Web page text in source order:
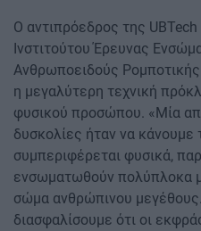
Ο αντιπρόεδρος της
Ινστιτούτου Έρευνας
Ανθρωποειδούς
η μεγαλύτερη τεχνική
φυσικού προσώπου. «Μία
δυσκολίες ήταν να κάνουμε
συμπεριφέρεται φυσικά,
ενσωματωθούν πολύπλοκα
σώμα ανθρώπινου
διασφαλίσουμε ότι οι